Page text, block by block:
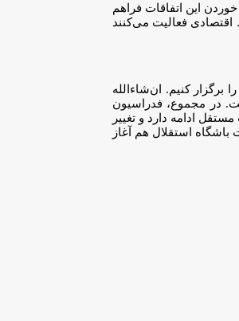
این اتفاقات فراهم
فعالیت می‌کنند
کنیم. ان‌شاءالله
در مجموع، فدراسیون
مستقل ادامه دارد و تغییر
استقلال هم آغاز